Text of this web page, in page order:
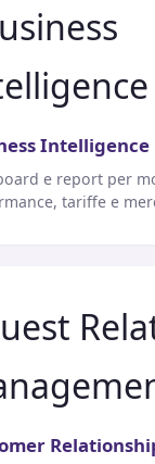
Intelligence
e report per
tariffe e